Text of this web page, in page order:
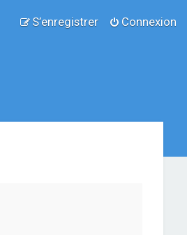
Connexion
S’enregistrer